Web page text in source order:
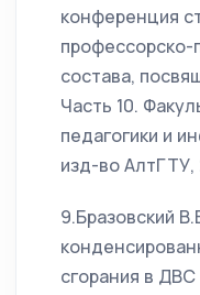
конференция
профессорско-
состава,
Часть 10.
педагогики и
изд-во АлтГТУ,
9.Бразовский
сгорания в